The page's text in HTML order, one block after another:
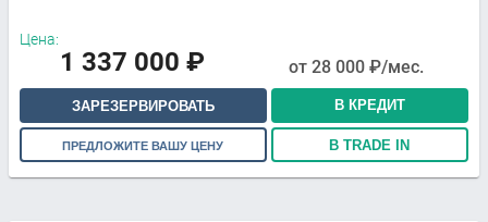
Цена:
1 337 000 ₽ от 28 000 ₽/мес.
ЗАРЕЗЕРВИРОВАТЬ В КРЕДИТ
ПРЕДЛОЖИТЕ ВАШУ ЦЕНУ В TRADE IN